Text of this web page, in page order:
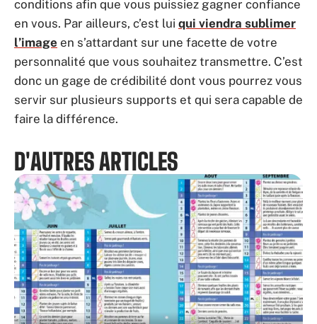
conditions afin que vous puissiez gagner confiance
en vous. Par ailleurs, c’est lui qui viendra sublimer
l’image en s’attardant sur une facette de votre
personnalité que vous souhaitez transmettre. C’est
donc un gage de crédibilité dont vous pourrez vous
servir sur plusieurs supports et qui sera capable de
faire la différence.
D'AUTRES ARTICLES